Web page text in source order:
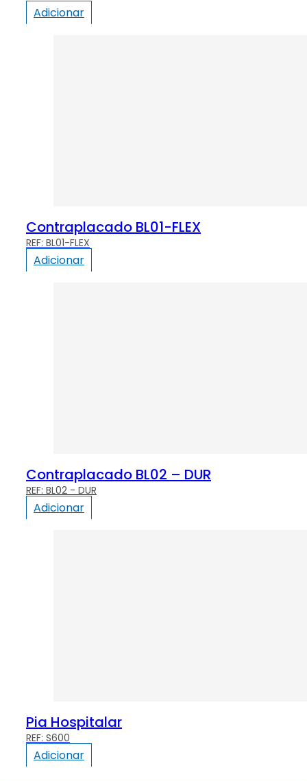
Adicionar
Contraplacado BL01-FLEX
BL01-FLEX
Adicionar
Contraplacado BL02 – DUR
BL02 - DUR
Adicionar
Pia Hospitalar
S600
Adicionar